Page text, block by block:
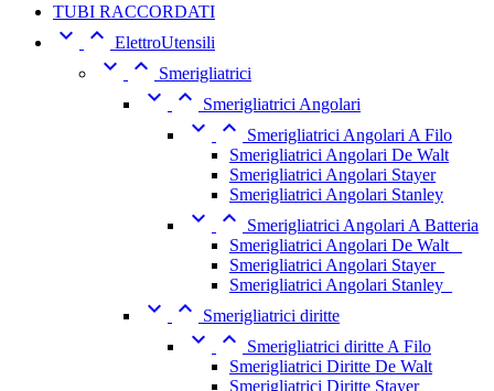
TUBI RACCORDATI
  ElettroUtensili
  Smerigliatrici
  Smerigliatrici Angolari
 
Smerigliatrici Angolari A Filo
Smerigliatrici Angolari De Walt
Smerigliatrici Angolari Stayer
Smerigliatrici Angolari Stanley
 
Smerigliatrici Angolari A Batteria
Smerigliatrici Angolari De Walt _
Smerigliatrici Angolari Stayer_
Smerigliatrici Angolari Stanley_
  Smerigliatrici diritte
 
Smerigliatrici diritte A Filo
Smerigliatrici Diritte De Walt
Smerigliatrici Diritte Stayer